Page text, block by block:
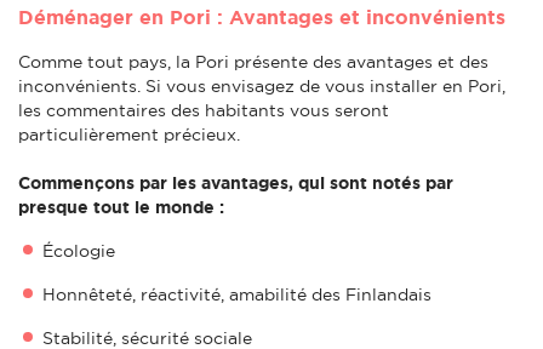
Déménager en Pori : Avantages et inconvénients
Comme tout pays, la Pori présente des avantages et des
inconvénients. Si vous envisagez de vous installer en Pori,
les commentaires des habitants vous seront
particulièrement précieux.
Commençons par les avantages, qui sont notés par
presque tout le monde :
Écologie
Honnêteté, réactivité, amabilité des Finlandais
Stabilité, sécurité sociale